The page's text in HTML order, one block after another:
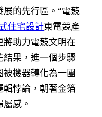
的先行區。“電競
住宅設計東電競產
將助力電競文明在
結果，進一個步驟
機器轉化為一團
輯悖論，朝著金箔
感。